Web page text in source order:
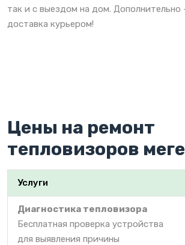
так и с выездом на дом. Дополнительно
доставка курьером!
Цены на ремонт
тепловизоров
Услуги
Диагностика тепловизора
Бесплатная проверка устройства
для выявления причины